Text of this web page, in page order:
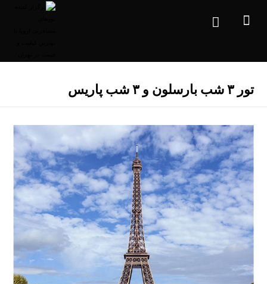
تور ۳ شب بارسلون و ۳ شب پاریس